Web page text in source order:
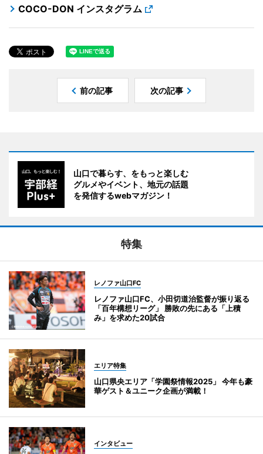
COCO-DON インスタグラム
前の記事 次の記事
山口で暮らす、をもっと楽しむ
グルメやイベント、地元の話題
を発信するwebマガジン！
特集
レノファ山口FC
レノファ山口FC、小田切道治監督が振り返る
「百年構想リーグ」 勝敗の先にある「上積
み」を求めた20試合
エリア特集
山口県央エリア「学園祭情報2025」 今年も豪
華ゲスト＆ユニーク企画が満載！
インタビュー